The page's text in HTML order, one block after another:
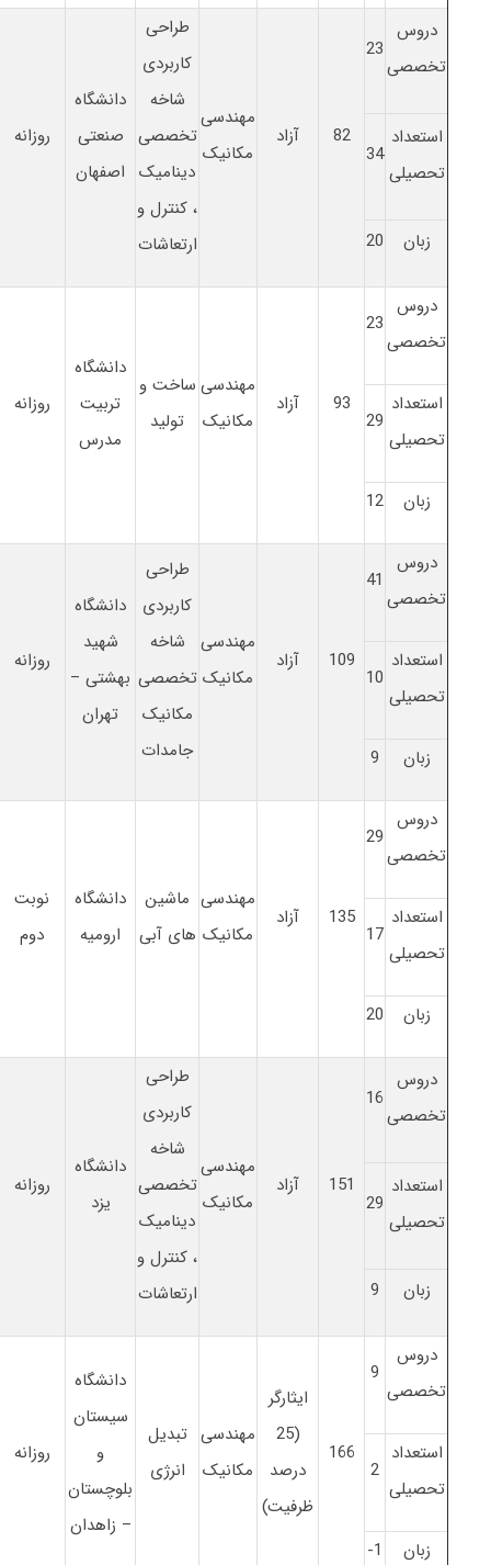
دروس
تخصصی
23
82 آزاد
مهندسی
مکانیک
طراحی
کاربردی
شاخه
تخصصی
دینامیک
، کنترل و
ارتعاشات
دانشگاه
صنعتی
اصفهان
روزانه
استعداد
تحصیلی
34
زبان 20
دروس
تخصصی
23
93 آزاد
مهندسی
مکانیک
ساخت و
تولید
دانشگاه
تربیت
مدرس
روزانه
استعداد
تحصیلی
29
زبان 12
دروس
تخصصی
41
109 آزاد
مهندسی
مکانیک
طراحی
کاربردی
شاخه
تخصصی
مکانیک
جامدات
دانشگاه
شهید
بهشتی –
تهران
روزانه
استعداد
تحصیلی
10
زبان 9
دروس
تخصصی
29
135 آزاد
مهندسی
مکانیک
ماشین
های آبی
دانشگاه
ارومیه
نوبت
دوم
استعداد
تحصیلی
17
زبان 20
دروس
تخصصی
16
151 آزاد
مهندسی
مکانیک
طراحی
کاربردی
شاخه
تخصصی
دینامیک
، کنترل و
ارتعاشات
دانشگاه
یزد
روزانه
استعداد
تحصیلی
29
زبان 9
دروس
تخصصی
9
166
ایثارگر
(25
درصد
ظرفیت)
مهندسی
مکانیک
تبدیل
انرژی
دانشگاه
سیستان
و
بلوچستان
– زاهدان
روزانه
استعداد
تحصیلی
2
زبان 1-